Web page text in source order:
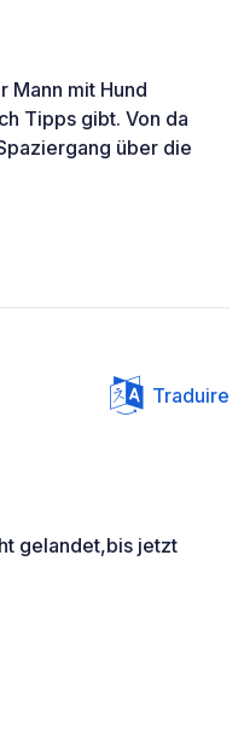
Mann mit Hund
Tipps gibt. Von da
über die
Traduire
gelandet,bis jetzt